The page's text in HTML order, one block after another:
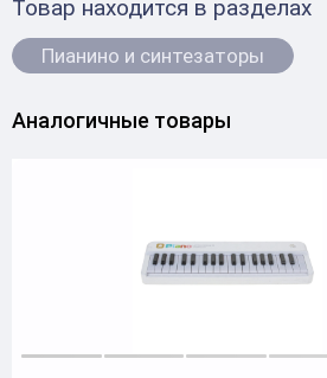
Товар находится в разделах
Пианино и синтезаторы
Аналогичные товары